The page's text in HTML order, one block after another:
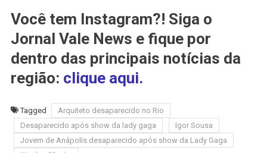
Você tem Instagram?! Siga o
Jornal Vale News e fique por
dentro das principais notícias da
região: clique aqui.
Tagged
Arquiteto desaparecido no Rio
Desaparecido após show da lady gaga
Igor Sousa
Jovem de Anápolis desaparecido após show da Lady Gaga